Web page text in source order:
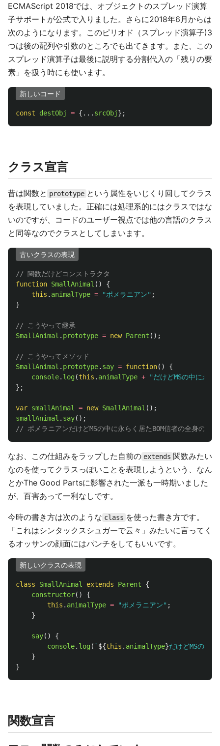
ECMAScript 2018では、オブジェクトのスプレッド演算
子サポートが公式で入りました。さらに2018年6月からは
次のようになります。このピリオド（スプレッド演算子)3
つは後の配列や引数のところでも出てきます。また、この
スプレッド演算子は最後に説明する分割代入の「残りの要
素」を扱う時にも使います。
新しいコード
const destObj = {... srcObj};
クラス宣言
昔は関数と prototype という属性をいじくり回してクラス
を表現していました。正確には処理系的にはクラスではな
いのですが、コードのユーザー視点では他の言語のクラス
と同等なのでクラスとしてしまいます。
古いクラスの表現
// 関数だけどコンストラクタ
function SmallAnimal ()
{
this . animalType = "ポメラニアン" ;
}
// こうやって継承
SmallAnimal . prototype = new Parent ();
// こうやってメソッド
SmallAnimal . prototype. say = function()
{
console. log(this . animalType + "だけどMSの中に永ら
};
var smallAnimal = new SmallAnimal ();
smallAnimal . say();
// ポメラニアンだけどMSの中に永らく居たBOM信者の全身の毛
なお、この仕組みをラップした自前の extends 関数みたい
なのを使ってクラスっぽいことを表現しようという、なん
とかThe Good Partsに影響された一派も一時期いました
が、百害あって一利なしです。
今時の書き方は次のような class を使った書き方です。
「これはシンタックスシュガーで云々」みたいに言ってく
るオッサンの顔面にはパンチをしてもいいです。
新しいクラスの表現
class SmallAnimal extends Parent
{
constructor()
{
this . animalType = "ポメラニアン" ;
}
say()
{
console. log( ` ${this . animalType}だけどMSの中
}
}
関数宣言